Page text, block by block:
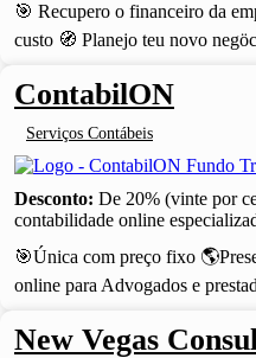
🎯 Recupero o financeiro da
custo 🧭 Planejo teu novo
ContabilON
Serviços Contábeis
Desconto: De 20% (vinte por
contabilidade online
🎯Única com preço fixo
online para Advogados e
New Vegas